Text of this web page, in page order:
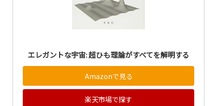
エレガントな宇宙: 超ひも理論がすべてを解明する
Amazonで見る
楽天市場で探す